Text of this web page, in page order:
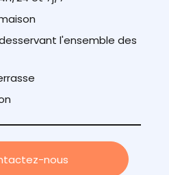
l'ensemble des
nous